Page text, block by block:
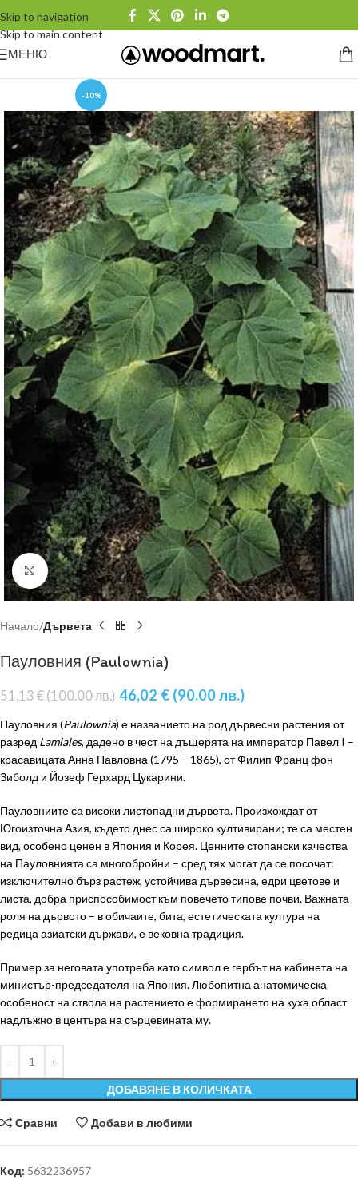
Skip to navigation
Skip to main content
МЕНЮ
-10%
Увеличи
Начало Дървета
Пауловния (Paulownia)
51,13€(100.00 лв.) 46,02 € (90.00 лв.)
Пауловния (Paulownia) е названието на род дървесни растения от
разред Lamiales, дадено в чест на дъщерята на император Павел I –
красавицата Анна Павловна (1795 – 1865), от Филип Франц фон
Зиболд и Йозеф Герхард Цукарини.
Пауловниите са високи листопадни дървета. Произхождат от
Югоизточна Азия, където днес са широко култивирани; те са местен
вид, особено ценен в Япония и Корея. Ценните стопански качества
на Пауловнията са многобройни – сред тях могат да се посочат:
изключително бърз растеж, устойчива дървесина, едри цветове и
листа, добра приспособимосткъм повечето типове почви. Важната
роля на дървото – в обичаите, бита, естетическата култура на
редица азиатски държави, е вековна традиция.
Пример за неговата употреба катосимволе гербът на кабинета на
министър-председателя на Япония. Любопитна анатомическа
особеност на ствола на растението е формирането на куха област
надлъжно в центъра на сърцевината му.
ДОБАВЯНЕ В КОЛИЧКАТА
Сравни Добави в любими
Код: 5632236957